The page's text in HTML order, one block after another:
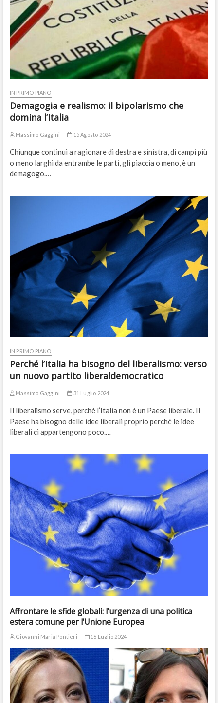
IN PRIMO PIANO
Demagogia e realismo: il bipolarismo che
domina l’Italia
Massimo Gaggini 15 Agosto 2024
Chiunque continui a ragionare di destra e sinistra, di campi più
o meno larghi da entrambe le parti, gli piaccia o meno, è un
demagogo.…
IN PRIMO PIANO
Perché l’Italia ha bisogno del liberalismo: verso
un nuovo partito liberaldemocratico
Massimo Gaggini 31 Luglio 2024
Il liberalismo serve, perché l’Italia non è un Paese liberale. Il
Paese ha bisogno delle idee liberali proprio perché le idee
liberali ci appartengono poco.…
Affrontare le sfide globali: l’urgenza di una politica
estera comune per l’Unione Europea
Giovanni Maria Pontieri 16 Luglio 2024